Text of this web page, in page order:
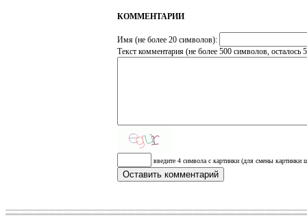
КОММЕНТАРИИ
Имя (не более 20 символов):
Текст комментария (не более 500 символов, осталось
введите 4 символа с картинки (для смены картинки